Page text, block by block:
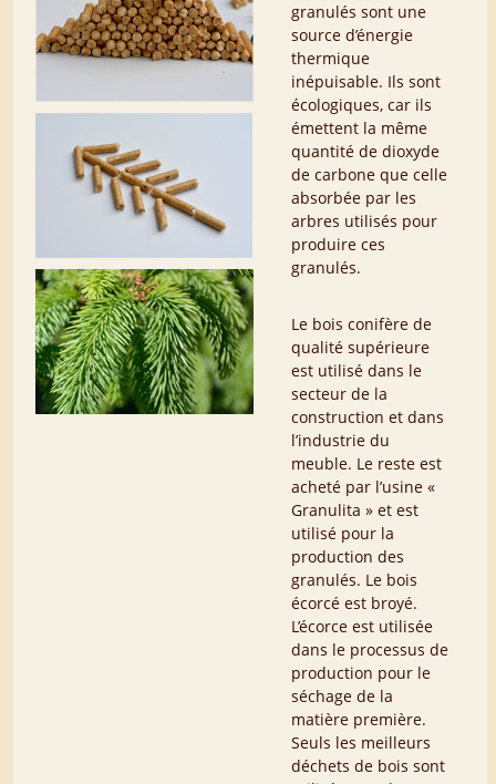
granulés sont une
source d’énergie
thermique
inépuisable. Ils sont
écologiques, car ils
émettent la même
quantité de dioxyde
de carbone que celle
absorbée par les
arbres utilisés pour
produire ces
granulés.
Le bois conifère de
qualité supérieure
est utilisé dans le
secteur de la
construction et dans
l’industrie du
meuble. Le reste est
acheté par l’usine «
Granulita » et est
utilisé pour la
production des
granulés. Le bois
écorcé est broyé.
L’écorce est utilisée
dans le processus de
production pour le
séchage de la
matière première.
Seuls les meilleurs
déchets de bois sont